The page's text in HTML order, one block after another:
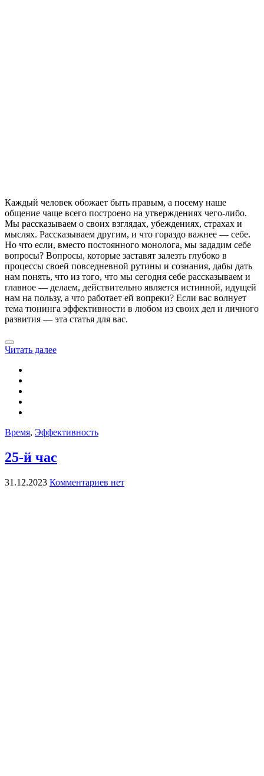
Каждый человек обожает быть правым, а посему наше
общение чаще всего построено на утверждениях чего-либо.
Мы рассказываем о своих взглядах, убеждениях, страхах и
мыслях. Рассказываем другим, и что гораздо важнее — себе.
Но что если, вместо постоянного монолога, мы зададим себе
вопросы? Вопросы, которые заставят залезть глубоко в
процессы своей повседневной рутины и сознания, дабы дать
нам понять, что из того, что мы сегодня себе рассказываем и
главное — делаем, действительно является истинной, идущей
нам на пользу, а что работает ей вопреки? Если вас волнует
тема тюнинга эффективности в любом из своих дел и личного
развития — эта статья для вас.
Читать далее
Время, Эффективность
25-й час
31.12.2023 Комментариев нет